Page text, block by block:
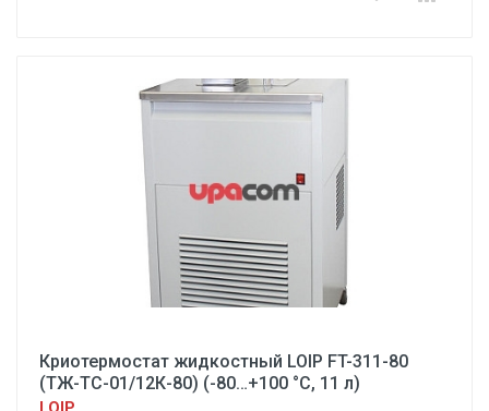
Криотермостат жидкостный LOIP FT-311-80
(ТЖ-ТС-01/12К-80) (-80…+100 °С, 11 л)